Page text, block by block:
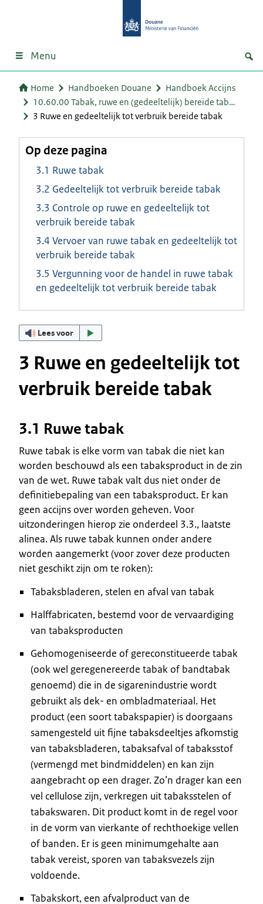
Menu
Home Handboeken Douane
Handboek Accijns
10.60.00 Tabak, ruwe en (gedeeltelijk) bereide tab…
3 Ruwe en gedeeltelijk tot verbruik bereide tabak
Op deze pagina
3.1 Ruwe tabak
3.2 Gedeeltelijk tot verbruik bereide tabak
3.3 Controle op ruwe en gedeeltelijk tot
verbruik bereide tabak
3.4 Vervoer van ruwe tabak en gedeeltelijk tot
verbruik bereide tabak
3.5 Vergunning voor de handel in ruwe tabak
en gedeeltelijk tot verbruik bereide tabak
Lees voor
3 Ruwe en gedeeltelijk tot
verbruik bereide tabak
3.1 Ruwe tabak
Ruwe tabak is elke vorm van tabak die niet kan
worden beschouwd als een tabaksproduct in de zin
van de wet. Ruwe tabak valt dus niet onder de
definitiebepaling van een tabaksproduct. Er kan
geen accijns over worden geheven. Voor
uitzonderingen hierop zie onderdeel 3.3., laatste
alinea. Als ruwe tabak kunnen onder andere
worden aangemerkt (voor zover deze producten
niet geschikt zijn om te roken):
Tabaksbladeren, stelen en afval van tabak
Halffabricaten, bestemd voor de vervaardiging
van tabaksproducten
Gehomogeniseerde of gereconstitueerde tabak
(ook wel geregenereerde tabak of bandtabak
genoemd) die in de sigarenindustrie wordt
gebruikt als dek- en ombladmateriaal. Het
product (een soort tabakspapier) is doorgaans
samengesteld uit fijne tabaksdeeltjes afkomstig
van tabaksbladeren, tabaksafval of tabaksstof
(vermengd met bindmiddelen) en kan zijn
aangebracht op een drager. Zo’n drager kan een
vel cellulose zijn, verkregen uit tabaksstelen of
tabakswaren. Dit product komt in de regel voor
in de vorm van vierkante of rechthoekige vellen
of banden. Er is geen minimumgehalte aan
tabak vereist, sporen van tabaksvezels zijn
voldoende.
Tabakskort, een afvalproduct van de